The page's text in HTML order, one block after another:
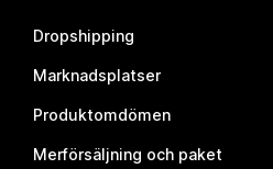
Dropshipping
Marknadsplatser
Produktomdömen
Merförsäljning och paket